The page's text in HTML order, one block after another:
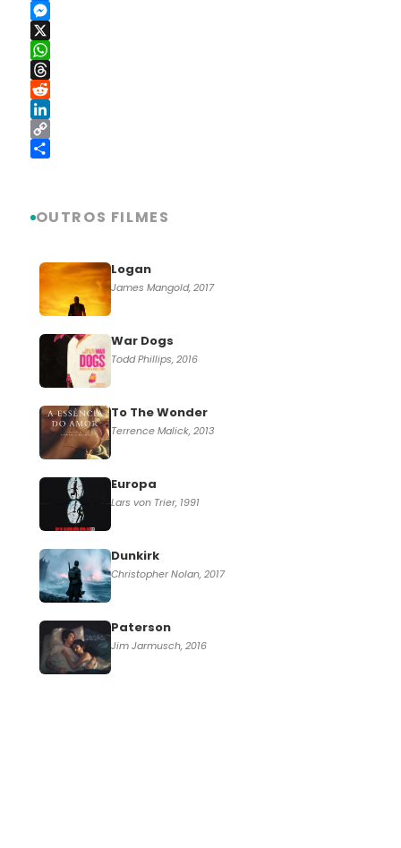
Facebook
Messenger
X
WhatsApp
Threads
Reddit
LinkedIn
Copy
OUTROS FILMES
Logan
James Mangold, 2017
War Dogs
Todd Phillips, 2016
To The Wonder
Terrence Malick, 2013
Europa
Lars von Trier, 1991
Dunkirk
Christopher Nolan, 2017
Paterson
Jim Jarmusch, 2016